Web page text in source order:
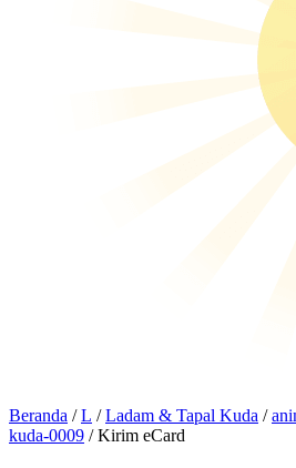
Beranda /L /Ladam & Tapal Kuda /
kuda-0009 / Kirim eCard